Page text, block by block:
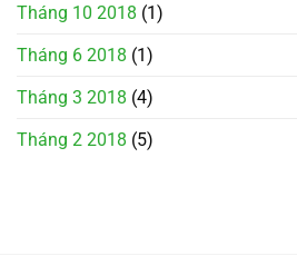
Tháng 10 2018 (1)
Tháng 6 2018 (1)
Tháng 3 2018 (4)
Tháng 2 2018 (5)